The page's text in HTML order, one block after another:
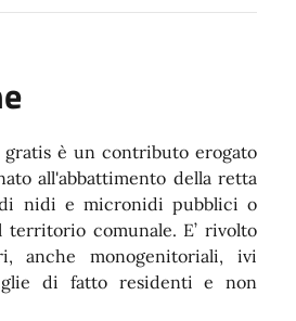
gratis è un contributo erogato
all'abbattimento della retta
nidi e micronidi pubblici o
comunale. E’ rivolto
anche monogenitoriali, ivi
di fatto residenti e non